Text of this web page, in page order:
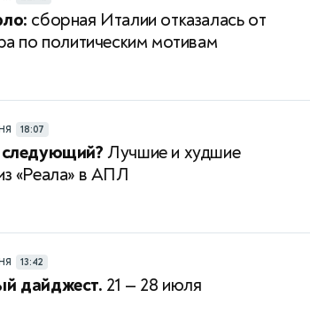
сборная Италии отказалась от
по политическим мотивам
18:07
Лучшие и худшие
«Реала» в АПЛ
13:42
дайджест. 21 — 28 июля